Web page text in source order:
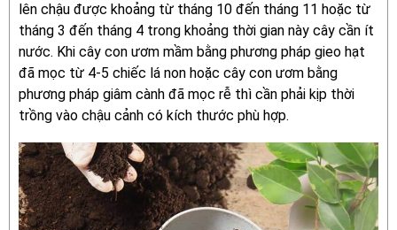
lên chậu được khoảng từ tháng 10 đến tháng 11 hoặc từ
tháng 3 đến tháng 4 trong khoảng thời gian này cây cần ít
nước. Khi cây con ươm mầm bằng phương pháp gieo hạt
đã mọc từ 4-5 chiếc lá non hoặc cây con ươm bằng
phương pháp giâm cành đã mọc rễ thì cần phải kịp thời
trồng vào chậu cảnh có kích thước phù hợp.